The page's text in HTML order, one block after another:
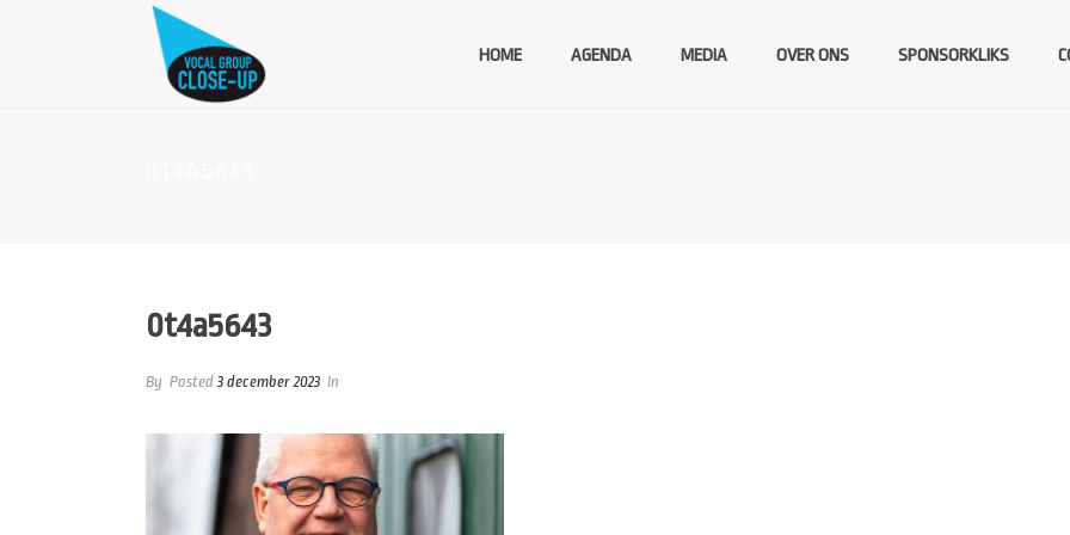
HOME AGENDA MEDIA OVER ONS SPONSORKLIKS
0t4a5643
By Posted 3 december 2023 In